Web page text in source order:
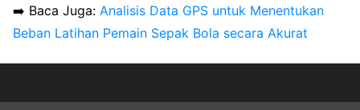
➡️ Baca Juga: Analisis Data GPS untuk Menentukan
Beban Latihan Pemain Sepak Bola secara Akurat